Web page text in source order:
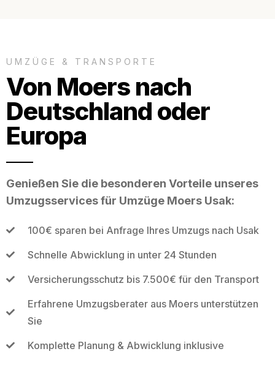
UMZÜGE & TRANSPORTE
Von Moers nach
Deutschland oder
Europa
Genießen Sie die besonderen Vorteile unseres
Umzugsservices für Umzüge Moers Usak:
100€ sparen bei Anfrage Ihres Umzugs nach Usak
Schnelle Abwicklung in unter 24 Stunden
Versicherungsschutz bis 7.500€ für den Transport
Erfahrene Umzugsberater aus Moers unterstützen
Sie
Komplette Planung & Abwicklung inklusive